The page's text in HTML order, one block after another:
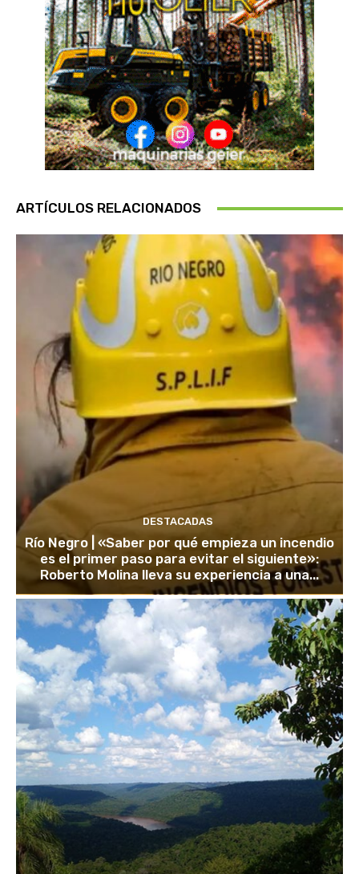
ARTÍCULOS RELACIONADOS
DESTACADAS
Río Negro | «Saber por qué empieza un incendio
es el primer paso para evitar el siguiente»:
Roberto Molina lleva su experiencia a una...